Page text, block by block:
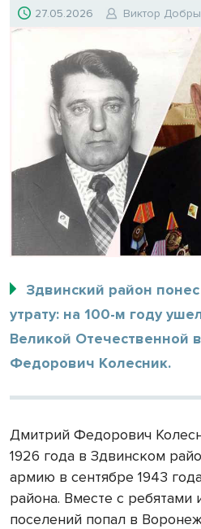
27.05.2026 Виктор
Здвинский район
утрату: на 100-м году
Великой Отечественной
Федорович Колесник.
Дмитрий Федорович
1926 года в Здвинском
армию в сентябре 1943
района. Вместе с ребятами
поселений попал в